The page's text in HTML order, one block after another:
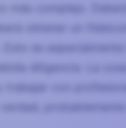
complejo.
obtener un
es
diligencia. La
con
probablemente